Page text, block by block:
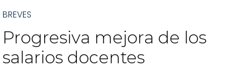
BREVES
Progresiva mejora de los
salarios docentes